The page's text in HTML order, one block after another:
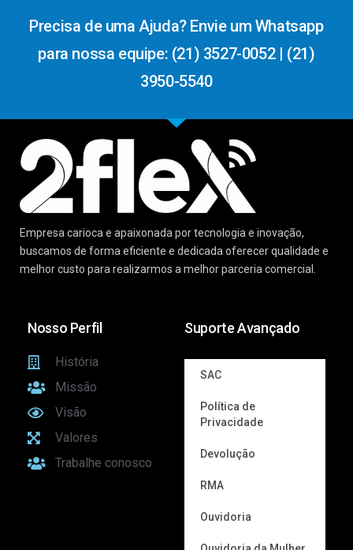
Precisa de uma Ajuda? Envie um Whatsapp
para nossa equipe: (21) 3527-0052 | (21)
3950-5540
Empresa carioca e apaixonada por tecnologia e inovação,
buscamos de forma eficiente e dedicada oferecer qualidade e
melhor custo para realizarmos a melhor parceria comercial.
Nosso Perfil
História
Missão
Visão
Valores
Trabalhe conosco
Suporte Avançado
SAC
Política de
Privacidade
Devolução
RMA
Ouvidoria